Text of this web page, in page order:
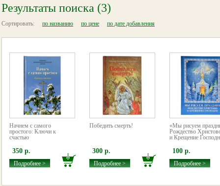
Результаты поиска (3)
Сортировать: по названию по цене по дате добавления
Начнем с самого
простого: Ключи к
счастью
350 р.
Подробнее >
Победить смерть!
300 р.
Подробнее >
«Мы рисуем
Рождество
и Крещение
100 р.
Подробнее >